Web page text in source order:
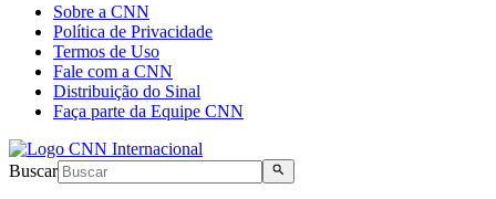
Sobre a CNN
Política de Privacidade
Termos de Uso
Fale com a CNN
Distribuição do Sinal
Faça parte da Equipe CNN
Buscar